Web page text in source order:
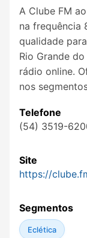
A Clube FM
na frequência
qualidade
Rio Grande
rádio online.
nos
Telefone
(54) 3519-
Site
https://
Segmentos
Eclética